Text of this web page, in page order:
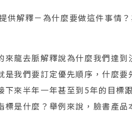
供解釋－為什麼要做這件事情
龍去脈解釋說為什麼我們達到
我們要訂定優先順序，什麼要
來半年一年甚至到5年的目標
是什麼？舉例來說，臉書產品